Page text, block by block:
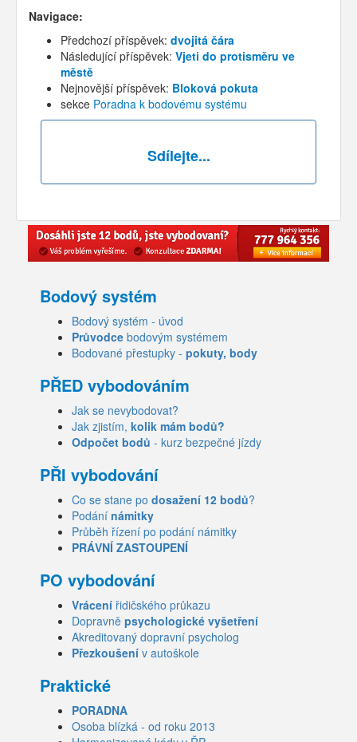
Navigace:
Předchozí příspěvek: dvojitá čára
Následující příspěvek: Vjeti do protisměru ve
městě
Nejnovější příspěvek: Bloková pokuta
sekce Poradna k bodovému systému
Sdílejte...
Bodový systém
Bodový systém - úvod
Průvodce bodovým systémem
Bodované přestupky - pokuty, body
PŘED vybodováním
Jak se nevybodovat?
Jak zjistím, kolik mám bodů?
Odpočet bodů - kurz bezpečné jízdy
PŘI vybodování
Co se stane po dosažení 12 bodů?
Podání námitky
Průběh řízení po podání námitky
PRÁVNÍ ZASTOUPENÍ
PO vybodování
Vrácení řidičského průkazu
Dopravně psychologické vyšetření
Akreditovaný dopravní psycholog
Přezkoušení v autoškole
Praktické
PORADNA
Osoba blízká - od roku 2013